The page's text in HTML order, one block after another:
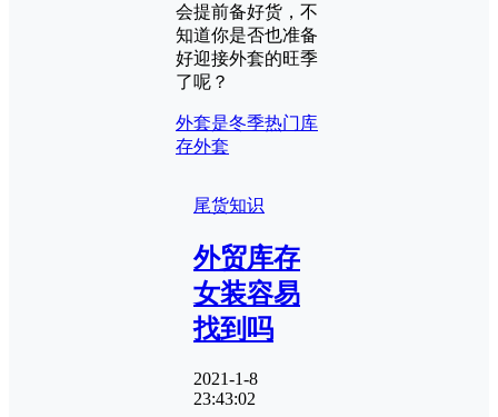
会提前备好货，不
知道你是否也准备
好迎接外套的旺季
了呢？
外套是冬季热门 库
存外套
尾货知识
外贸库存
女装容易
找到吗
2021-1-8
23:43:02